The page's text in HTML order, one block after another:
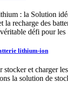
: la Solution
la recharge des
défi pour les
lithium-ion
stocker et charger
la solution de